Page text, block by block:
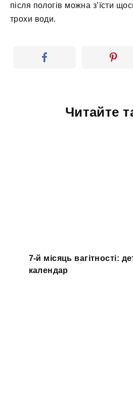
після пологів можна з’їсти
трохи води.
Читайте
7-й місяць вагітності:
календар